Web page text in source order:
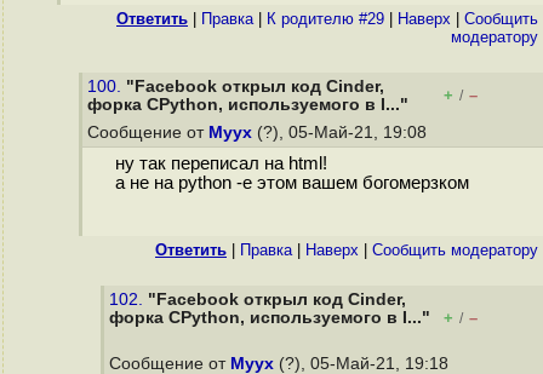
Ответить Правка| К родителю #29 Наверх
Cообщить
модератору
100. "Facebook открыл код Cinder,
форка CPython, используемого в I..."
+ / –
Сообщение от Myyx (?), 05-Май-21, 19:08
ну так переписал на html!
а не на python -е этом вашем богомерзком
Ответить Правка| Наверх Cообщить модератору
102. "Facebook открыл код Cinder,
форка CPython, используемого в I..."
+ / –
Сообщение от Myyx (?), 05-Май-21, 19:18